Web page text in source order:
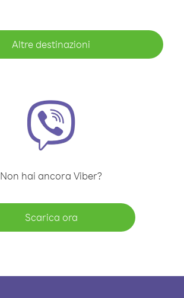
Altre destinazioni
Non hai ancora Viber?
Scarica ora